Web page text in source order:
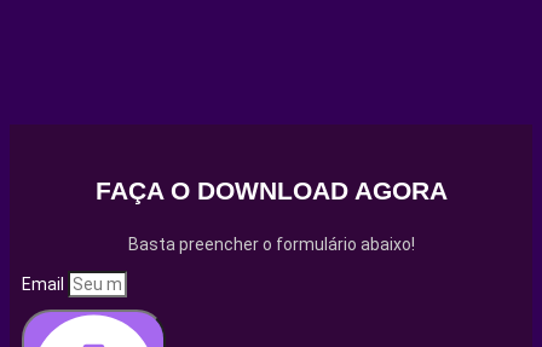
FAÇA O DOWNLOAD AGORA
Basta preencher o formulário abaixo!
Email